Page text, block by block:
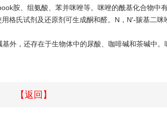
胺、组氨酸、苯并咪唑等。咪唑的酰基化合物中
氏试剂及还原剂可生成酮和醛。N，N′-羰基二
外，还存在于生物体中的尿酸、咖啡碱和茶碱中。
【返回】